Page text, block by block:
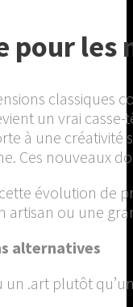
pour les
classiques
un vrai casse-
à une
Ces nouveaux
évolution de
artisan ou une
alternatives
.art plutôt